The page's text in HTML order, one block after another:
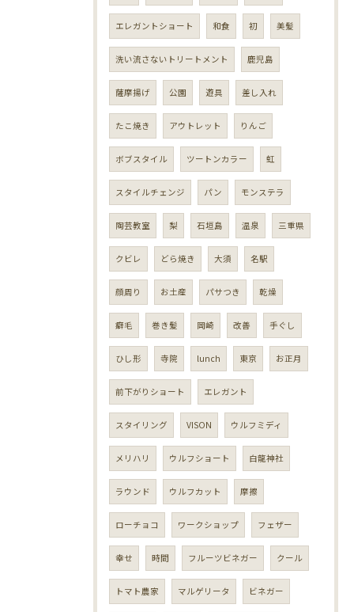
エレガントショート 和食 初 美髪
洗い流さないトリートメント 鹿児島
薩摩揚げ 公園 遊具 差し入れ
たこ焼き アウトレット りんご
ボブスタイル ツートンカラー 虹
スタイルチェンジ パン モンステラ
陶芸教室 梨 石垣島 温泉 三重県
クビレ どら焼き 大須 名駅
顔周り お土産 パサつき 乾燥
癖毛 巻き髪 岡崎 改善 手ぐし
ひし形 寺院 lunch 東京 お正月
前下がりショート エレガント
スタイリング VISON ウルフミディ
メリハリ ウルフショート 白龍神社
ラウンド ウルフカット 摩擦
ローチョコ ワークショップ フェザー
幸せ 時間 フルーツビネガー クール
トマト農家 マルゲリータ ビネガー